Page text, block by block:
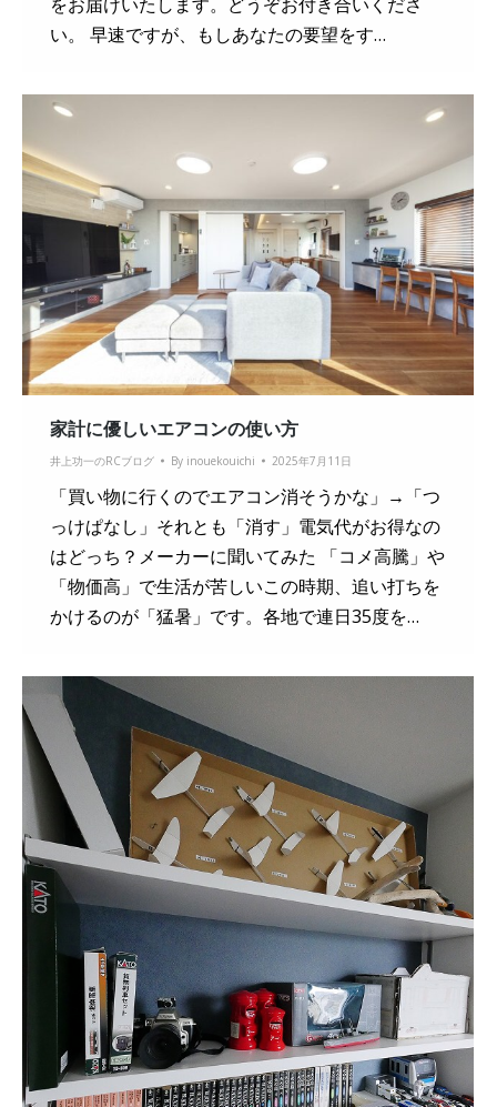
い。 早速ですが、もしあなたの要望をす…
家計に優しいエアコンの使い方
井上功一のRCブログ By inouekouichi 2025年7月11日
「買い物に行くのでエアコン消そうかな」→「つ
っけぱなし」それとも「消す」電気代がお得なの
はどっち？メーカーに聞いてみた 「コメ高騰」や
「物価高」で生活が苦しいこの時期、追い打ちを
かけるのが「猛暑」です。各地で連日35度を…